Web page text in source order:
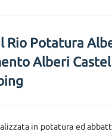
Rio Potatura
Alberi Castel
in potatura ed